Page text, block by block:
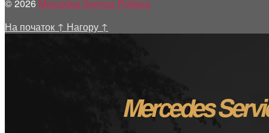
© 2026 Mercedes Service Poltava
На початок ↑ Нагору ↑
Mercedes